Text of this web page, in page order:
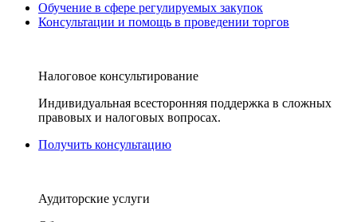
Обучение в сфере регулируемых закупок
Консультации и помощь в проведении торгов
Налоговое консультирование
Индивидуальная всесторонняя поддержка в сложных
правовых и налоговых вопросах.
Получить консультацию
Аудиторские услуги